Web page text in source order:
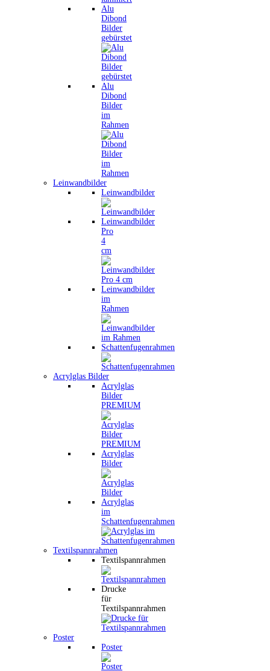
Alu
Dibond
Bilder
gebürstet
Alu
Dibond
Bilder
im
Rahmen
Leinwandbilder
Leinwandbilder
Leinwandbilder
Pro
4
cm
Leinwandbilder
im
Rahmen
Schattenfugenrahmen
Acrylglas Bilder
Acrylglas
Bilder
PREMIUM
Acrylglas
Bilder
Acrylglas
im
Schattenfugenrahmen
Textilspannrahmen
Textilspannrahmen
Drucke
für
Textilspannrahmen
Poster
Poster